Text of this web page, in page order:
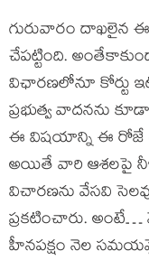
గురువారం దాఖలైన
చేపట్టింది.
విఛారణలోనూ కోర్టు
ప్రభుత్వ వాదనను
ఈ విషయాన్ని ఈ రోజే
అయితే వారి ఆశలపై
విచారణను వేసవి
ప్రకటించారు.
హీనపక్షం నెల